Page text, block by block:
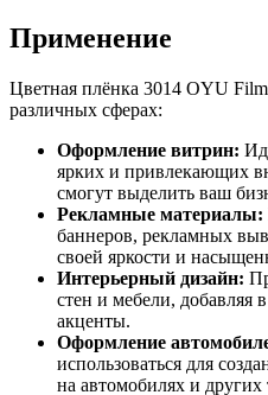
Применение
Цветная плёнка 3014 OYU
различных сферах:
Оформление витрин:
ярких и привлекающих
смогут выделить ваш
Рекламные материалы:
баннеров, рекламных
своей яркости и
Интерьерный дизайн:
стен и мебели, добавляя
акценты.
Оформление
использоваться для
на автомобилях и других